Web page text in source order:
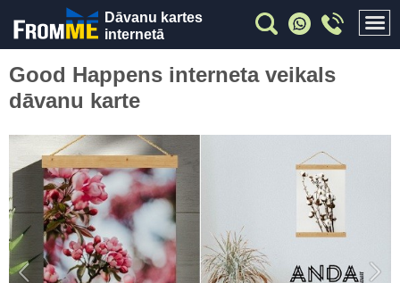
Dāvanu kartes
internetā
Good Happens interneta veikals
dāvanu karte
Previous